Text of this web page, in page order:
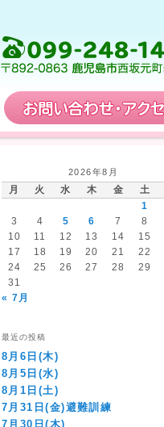
保育計画
2026年8月
月 火 水 木 金 土
1
3
4 5 6 7 8
10
11 12 13 14 15
17
18 19 20 21 22
24
25 26 27 28 29
31
« 7月
最近の投稿
8月6日(木)
8月5日(水)
8月1日(土)
7月31日(金)避難訓練
7月30日(木)